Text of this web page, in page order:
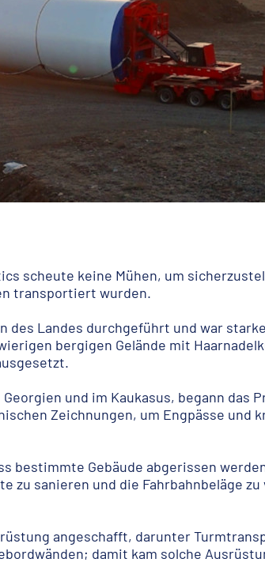
scheute keine Mühen, um
transportiert wurden.
Landes durchgeführt und war
bergigen Gelände mit
und im Kaukasus, begann das
Zeichnungen, um Engpässe und
bestimmte Gebäude abgerissen
zu sanieren und die Fahrbahnbeläge
angeschafft, darunter
damit kam solche